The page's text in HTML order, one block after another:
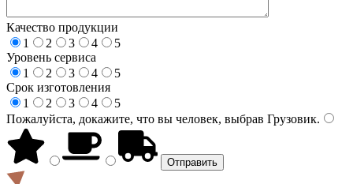
Качество продукции
1
2 3 4
5
Уровень сервиса
1
2 3 4
5
Срок изготовления
1
2 3 4
5
Пожалуйста, докажите, что вы человек, выбрав Грузовик.